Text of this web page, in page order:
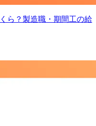
ら？製造職・期間工の給